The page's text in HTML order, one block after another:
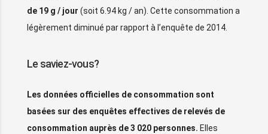
de 19 g / jour (soit 6.94 kg / an). Cette consommation a
légèrement diminué par rapport à l’enquête de 2014.
Le saviez-vous?
Les données officielles de consommation sont
basées sur des enquêtes effectives de relevés de
consommation auprès de 3 020 personnes. Elles